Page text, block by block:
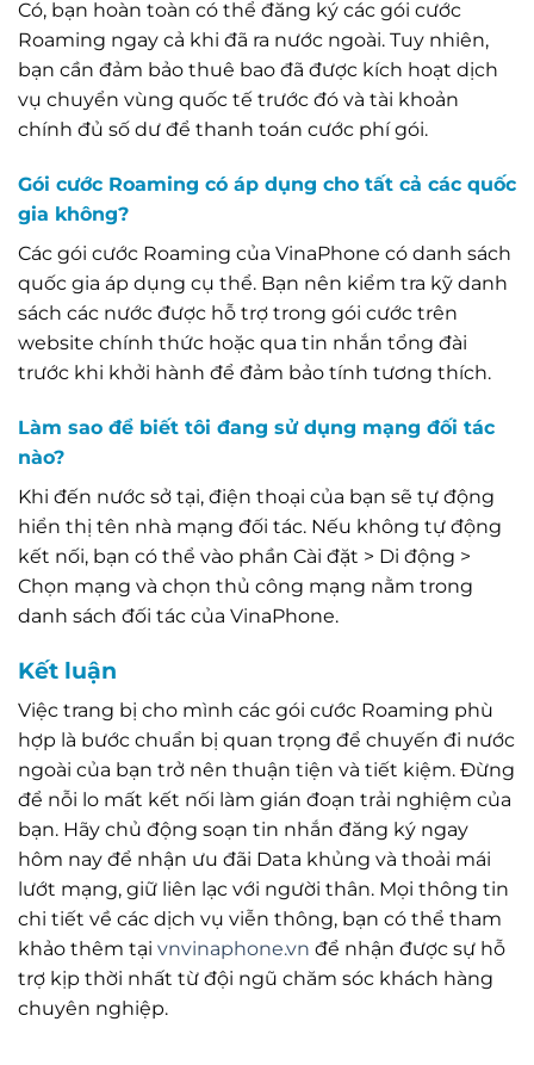
Có, bạn hoàn toàn có thể đăng ký các gói cước
Roaming ngay cả khi đã ra nước ngoài. Tuy nhiên,
bạn cần đảm bảo thuê bao đã được kích hoạt dịch
vụ chuyển vùng quốc tế trước đó và tài khoản
chính đủ số dư để thanh toán cước phí gói.
Gói cước Roaming có áp dụng cho tất cả các quốc
gia không?
Các gói cước Roaming của VinaPhone có danh sách
quốc gia áp dụng cụ thể. Bạn nên kiểm tra kỹ danh
sách các nước được hỗ trợ trong gói cước trên
website chính thức hoặc qua tin nhắn tổng đài
trước khi khởi hành để đảm bảo tính tương thích.
Làm sao để biết tôi đang sử dụng mạng đối tác
nào?
Khi đến nước sở tại, điện thoại của bạn sẽ tự động
hiển thị tên nhà mạng đối tác. Nếu không tự động
kết nối, bạn có thể vào phần Cài đặt > Di động >
Chọn mạng và chọn thủ công mạng nằm trong
danh sách đối tác của VinaPhone.
Kết luận
Việc trang bị cho mình các gói cước Roaming phù
hợp là bước chuẩn bị quan trọng để chuyến đi nước
ngoài của bạn trở nên thuận tiện và tiết kiệm. Đừng
để nỗi lo mất kết nối làm gián đoạn trải nghiệm của
bạn. Hãy chủ động soạn tin nhắn đăng ký ngay
hôm nay để nhận ưu đãi Data khủng và thoải mái
lướt mạng, giữ liên lạc với người thân. Mọi thông tin
chi tiết về các dịch vụ viễn thông, bạn có thể tham
khảo thêm tại vnvinaphone.vn để nhận được sự hỗ
trợ kịp thời nhất từ đội ngũ chăm sóc khách hàng
chuyên nghiệp.